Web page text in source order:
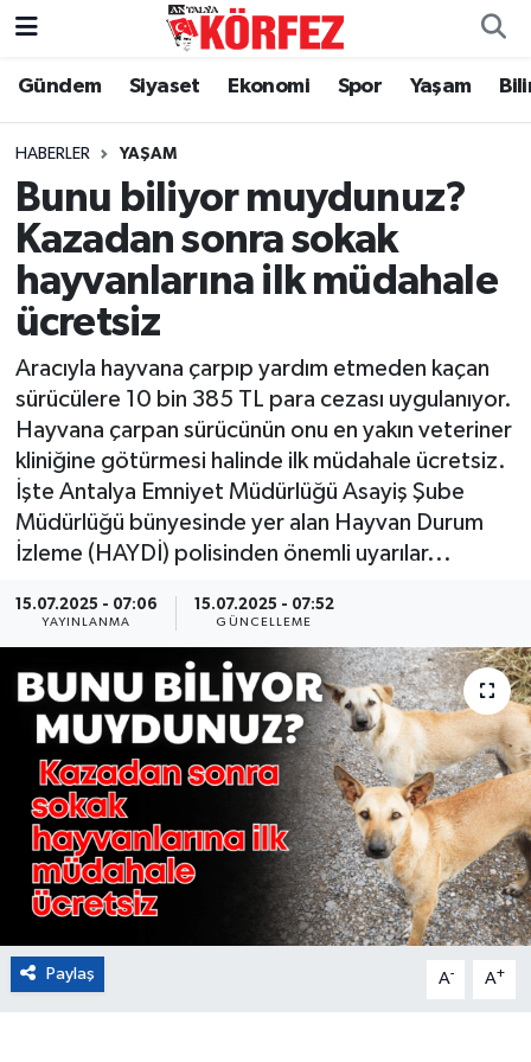
Gündem Siyaset Ekonomi Spor Yaşam
HABERLER YAŞAM
Bunu biliyor muydunuz?
Kazadan sonra sokak
hayvanlarına ilk müdahale
ücretsiz
Aracıyla hayvana çarpıp yardım etmeden kaçan
sürücülere 10 bin 385 TL para cezası uygulanıyor.
Hayvana çarpan sürücünün onu en yakın veteriner
kliniğine götürmesi halinde ilk müdahale ücretsiz.
İşte Antalya Emniyet Müdürlüğü Asayiş Şube
Müdürlüğü bünyesinde yer alan Hayvan Durum
İzleme (HAYDİ) polisinden önemli uyarılar...
15.07.2025 - 07:06
YAYINLANMA
15.07.2025 - 07:52
GÜNCELLEME
Paylaş A- A+
Gündem
Siyaset
Yerel Yönetim
Ekonomi
Spor
Yaşam
Asayiş
Dünya
Magazin
Turizm
Çevre
Kültür ve Sanat
Tarım
Nöbetçi Eczaneler
Hava Durumu
Trafik Durumu
Süper Lig Puan Durumu ve Fikstür
Tüm Manşetler
Son Dakika Haberleri
Haber Arşivi